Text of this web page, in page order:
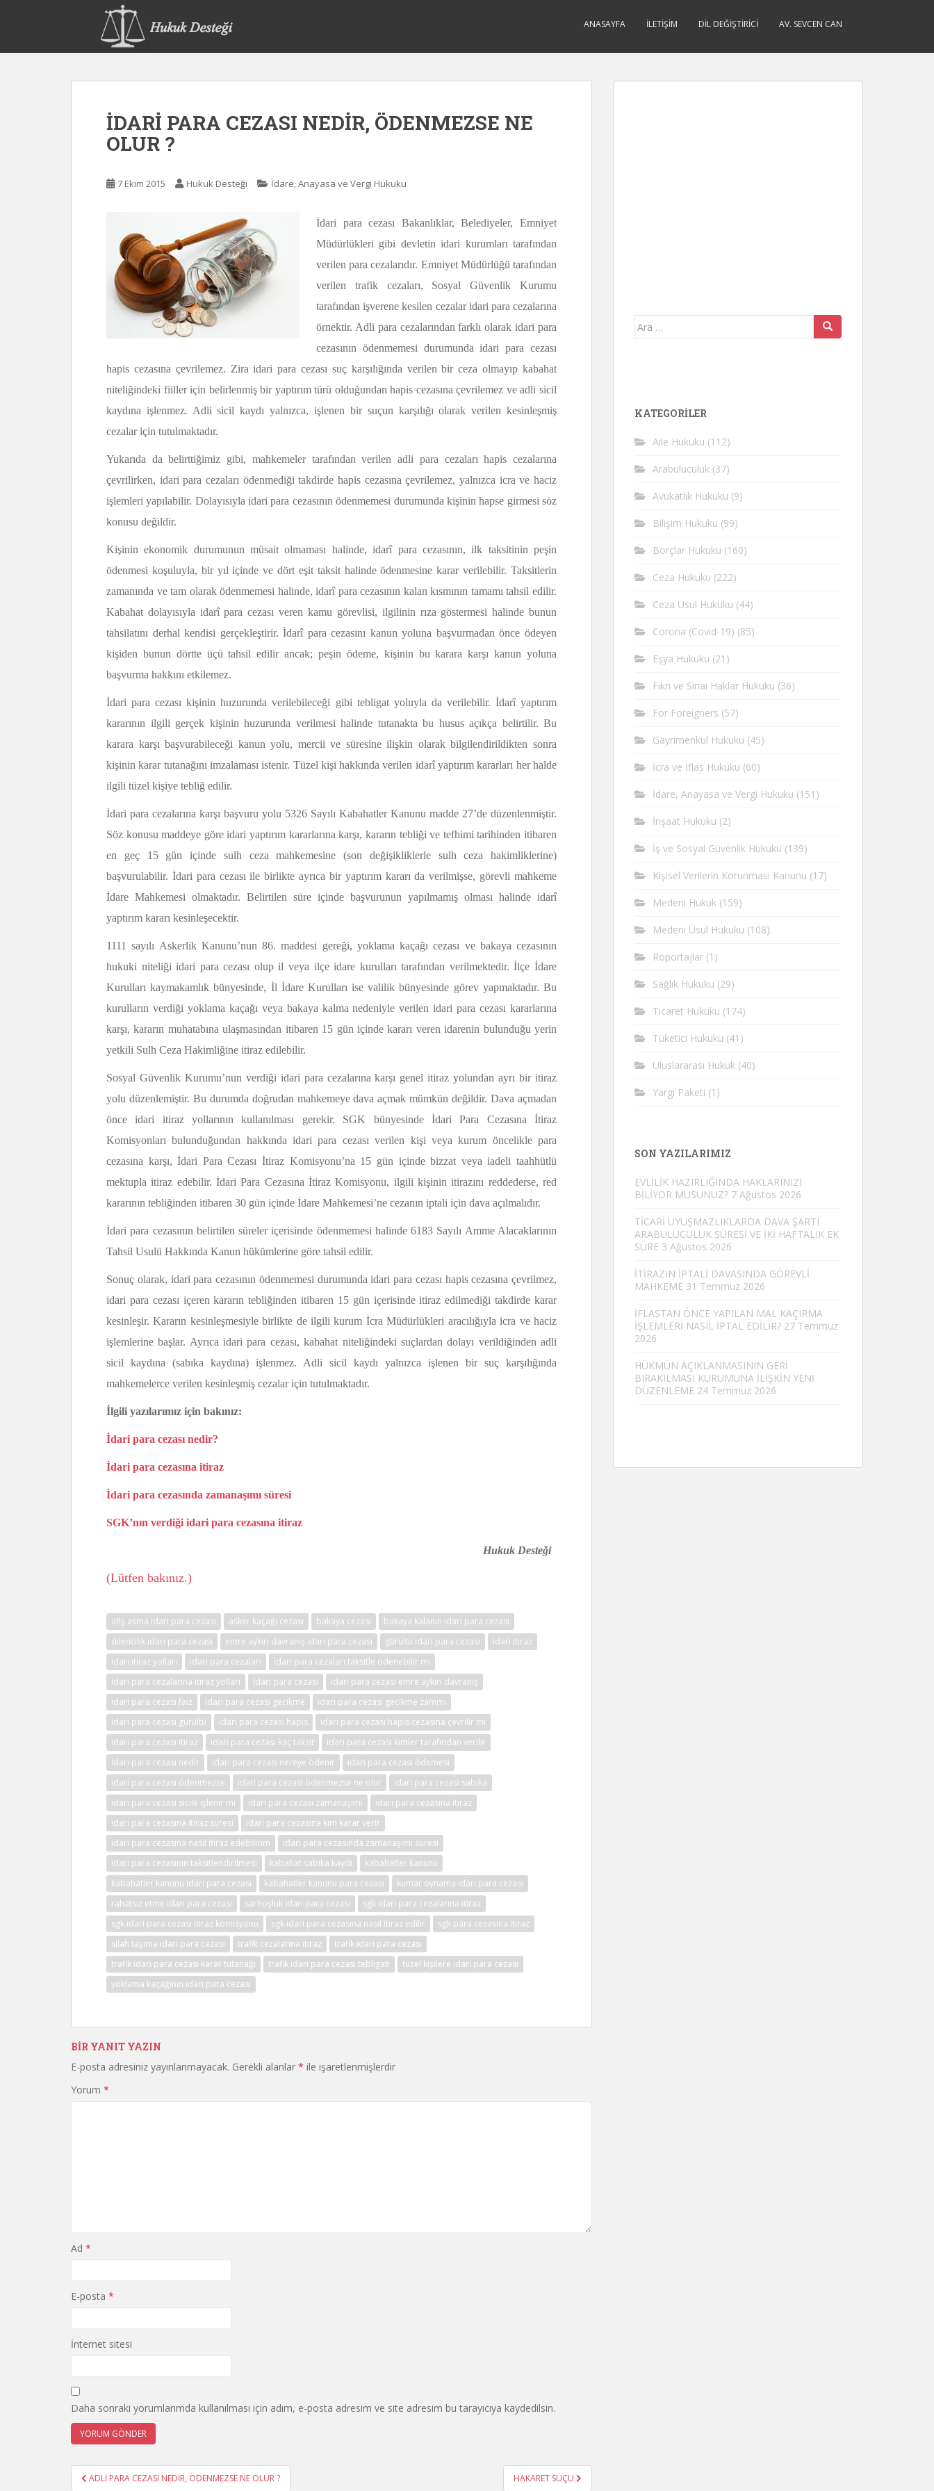
p
ANASAYFA İLETIŞIM DIL DEĞIŞTIRICI AV. SEVCEN CAN
İDARİ PARA CEZASI NEDİR, ÖDENMEZSE NE
OLUR ?
7 Ekim 2015 Hukuk Desteği İdare, Anayasa ve Vergi Hukuku
İdari para cezası Bakanlıklar, Belediyeler, Emniyet
Müdürlükleri gibi devletin idari kurumları tarafından
verilen para cezalarıdır. Emniyet Müdürlüğü tarafından
verilen trafik cezaları, Sosyal Güvenlik Kurumu
tarafından işverene kesilen cezalar idari para cezalarına
örnektir. Adli para cezalarından farklı olarak idari para
cezasının ödenmemesi durumunda idari para cezası
hapis cezasına çevrilemez. Zira idari para cezası suç karşılığında verilen bir ceza olmayıp kabahat
niteliğindeki fiiller için belirlenmiş bir yaptırım türü olduğundan hapis cezasına çevrilemez ve adli sicil
kaydına işlenmez. Adli sicil kaydı yalnızca, işlenen bir suçun karşılığı olarak verilen kesinleşmiş
cezalar için tutulmaktadır.
Yukarıda da belirttiğimiz gibi, mahkemeler tarafından verilen adli para cezaları hapis cezalarına
çevrilirken, idari para cezaları ödenmediği takdirde hapis cezasına çevrilemez, yalnızca icra ve haciz
işlemleri yapılabilir. Dolayısıyla idari para cezasının ödenmemesi durumunda kişinin hapse girmesi söz
konusu değildir.
Kişinin ekonomik durumunun müsait olmaması halinde, idarî para cezasının, ilk taksitinin peşin
ödenmesi koşuluyla, bir yıl içinde ve dört eşit taksit halinde ödenmesine karar verilebilir. Taksitlerin
zamanında ve tam olarak ödenmemesi halinde, idarî para cezasının kalan kısmının tamamı tahsil edilir.
Kabahat dolayısıyla idarî para cezası veren kamu görevlisi, ilgilinin rıza göstermesi halinde bunun
tahsilatını derhal kendisi gerçekleştirir. İdarî para cezasını kanun yoluna başvurmadan önce ödeyen
kişiden bunun dörtte üçü tahsil edilir ancak; peşin ödeme, kişinin bu karara karşı kanun yoluna
başvurma hakkını etkilemez.
İdari para cezası kişinin huzurunda verilebileceği gibi tebligat yoluyla da verilebilir. İdarî yaptırım
kararının ilgili gerçek kişinin huzurunda verilmesi halinde tutanakta bu husus açıkça belirtilir. Bu
karara karşı başvurabileceği kanun yolu, mercii ve süresine ilişkin olarak bilgilendirildikten sonra
kişinin karar tutanağını imzalaması istenir. Tüzel kişi hakkında verilen idarî yaptırım kararları her halde
ilgili tüzel kişiye tebliğ edilir.
İdari para cezalarına karşı başvuru yolu 5326 Sayılı Kabahatler Kanunu madde 27’de düzenlenmiştir.
Söz konusu maddeye göre idari yaptırım kararlarına karşı, kararın tebliği ve tefhimi tarihinden itibaren
en geç 15 gün içinde sulh ceza mahkemesine (son değişikliklerle sulh ceza hakimliklerine)
başvurulabilir. İdari para cezası ile birlikte ayrıca bir yaptırım kararı da verilmişse, görevli mahkeme
İdare Mahkemesi olmaktadır. Belirtilen süre içinde başvurunun yapılmamış olması halinde idarî
yaptırım kararı kesinleşecektir.
1111 sayılı Askerlik Kanunu’nun 86. maddesi gereği, yoklama kaçağı cezası ve bakaya cezasının
hukuki niteliği idari para cezası olup il veya ilçe idare kurulları tarafından verilmektedir. İlçe İdare
Kurulları kaymakamlık bünyesinde, İl İdare Kurulları ise valilik bünyesinde görev yapmaktadır. Bu
kurulların verdiği yoklama kaçağı veya bakaya kalma nedeniyle verilen idari para cezası kararlarına
karşı, kararın muhatabına ulaşmasından itibaren 15 gün içinde kararı veren idarenin bulunduğu yerin
yetkili Sulh Ceza Hakimliğine itiraz edilebilir.
Sosyal Güvenlik Kurumu’nun verdiği idari para cezalarına karşı genel itiraz yolundan ayrı bir itiraz
yolu düzenlemiştir. Bu durumda doğrudan mahkemeye dava açmak mümkün değildir. Dava açmadan
önce idari itiraz yollarının kullanılması gerekir. SGK bünyesinde İdari Para Cezasına İtiraz
Komisyonları bulunduğundan hakkında idari para cezası verilen kişi veya kurum öncelikle para
cezasına karşı, İdari Para Cezası İtiraz Komisyonu’na 15 gün içinde bizzat veya iadeli taahhütlü
mektupla itiraz edebilir. İdari Para Cezasına İtiraz Komisyonu, ilgili kişinin itirazını reddederse, red
kararının tebliğinden itibaren 30 gün içinde İdare Mahkemesi’ne cezanın iptali için dava açılmalıdır.
İdari para cezasının belirtilen süreler içerisinde ödenmemesi halinde 6183 Sayılı Amme Alacaklarının
Tahsil Usulü Hakkında Kanun hükümlerine göre tahsil edilir.
Sonuç olarak, idari para cezasının ödenmemesi durumunda idari para cezası hapis cezasına çevrilmez,
idari para cezası içeren kararın tebliğinden itibaren 15 gün içerisinde itiraz edilmediği takdirde karar
kesinleşir. Kararın kesinleşmesiyle birlikte de ilgili kurum İcra Müdürlükleri aracılığıyla icra ve haciz
işlemlerine başlar. Ayrıca idari para cezası, kabahat niteliğindeki suçlardan dolayı verildiğinden adli
sicil kaydına (sabıka kaydına) işlenmez. Adli sicil kaydı yalnızca işlenen bir suç karşılığında
mahkemelerce verilen kesinleşmiş cezalar için tutulmaktadır.
İlgili yazılarımız için bakınız:
İdari para cezası nedir?
İdari para cezasına itiraz
İdari para cezasında zamanaşımı süresi
SGK’nın verdiği idari para cezasına itiraz
Hukuk Desteği
(Lütfen bakınız.)
afiş asma idari para cezası asker kaçağı cezası bakaya cezası
bakaya kalanın idari para cezası
dilencilik idari para cezası
emre aykırı davranış idari para cezası gürültü idari para cezası
idari itiraz
idari itiraz yolları
idari para cezaları
idari para cezaları taksitle ödenebilir mi
idari para cezalarına itiraz yolları
İdari para cezası
idari para cezası emre aykırı davranış
idari para cezası faiz
idari para cezası gecikme
idari para cezası gecikme zammı
idari para cezası gürültü
idari para cezası hapis
idari para cezası hapis cezasına çevrilir mi
idari para cezası itiraz
idari para cezası kaç taksit
idari para cezası kimler tarafından verilir
İdari para cezası nedir
idari para cezası nereye ödenir
idari para cezası ödemesi
idari para cezası ödenmezse
idari para cezası ödenmezse ne olur
idari para cezası sabıka
idari para cezası sicile işlenir mi
idari para cezası zamanaşımı
idari para cezasına itiraz
idari para cezasına itiraz süresi
idari para cezasına kim karar verir
idari para cezasına nasıl itiraz edebilirim
idari para cezasında zamanaşımı süresi
idari para cezasının taksitlendirilmesi
kabahat sabıka kaydı
kabahatler kanunu
kabahatler kanunu idari para cezası
kabahatler kanunu para cezası
kumar oynama idari para cezası
rahatsız etme idari para cezası
sarhoşluk idari para cezası
sgk idari para cezalarına itiraz
sgk idari para cezası itiraz komisyonu
sgk idari para cezasına nasıl itiraz edilir
sgk para cezasına itiraz
silah taşıma idari para cezası
trafik cezalarına itiraz
trafik idari para cezası
trafik idari para cezası karar tutanağı
trafik idari para cezası tebligatı
tüzel kişilere idari para cezası
yoklama kaçağının idari para cezası
BIR YANIT YAZIN
E-posta adresiniz yayınlanmayacak. Gerekli alanlar * ile işaretlenmişlerdir
Yorum *
Ad *
E-posta *
İnternet sitesi
Daha sonraki yorumlarımda kullanılması için adım, e-posta adresim ve site adresim bu tarayıcıya kaydedilsin.
YazıADLİ PARA CEZASI NEDİR, ÖDENMEZSE NE OLUR ? HAKARET SUÇU
Arama
KATEGORİLER
Aile Hukuku (112)
Arabuluculuk (37)
Avukatlık Hukuku (9)
Bilişim Hukuku (99)
Borçlar Hukuku (160)
Ceza Hukuku (222)
Ceza Usul Hukuku (44)
Corona (Covid-19) (85)
Eşya Hukuku (21)
Fikri ve Sinai Haklar Hukuku (36)
For Foreigners (57)
Gayrimenkul Hukuku (45)
İcra ve İflas Hukuku (60)
İdare, Anayasa ve Vergi Hukuku (151)
İnşaat Hukuku (2)
İş ve Sosyal Güvenlik Hukuku (139)
Kişisel Verilerin Korunması Kanunu (17)
Medeni Hukuk (159)
Medeni Usul Hukuku (108)
Röportajlar (1)
Sağlık Hukuku (29)
Ticaret Hukuku (174)
Tüketici Hukuku (41)
Uluslararası Hukuk (40)
Yargı Paketi (1)
SON YAZILARIMIZ
EVLİLİK HAZIRLIĞINDA HAKLARINIZI
BİLİYOR MUSUNUZ? 7 Ağustos 2026
TİCARİ UYUŞMAZLIKLARDA DAVA ŞARTI
ARABULUCULUK SÜRESİ VE İKİ HAFTALIK EK
SÜRE 3 Ağustos 2026
İTİRAZIN İPTALİ DAVASINDA GÖREVLİ
MAHKEME 31 Temmuz 2026
İFLASTAN ÖNCE YAPILAN MAL KAÇIRMA
İŞLEMLERİ NASIL İPTAL EDİLİR? 27 Temmuz
2026
HÜKMÜN AÇIKLANMASININ GERİ
BIRAKILMASI KURUMUNA İLİŞKİN YENİ
DÜZENLEME 24 Temmuz 2026